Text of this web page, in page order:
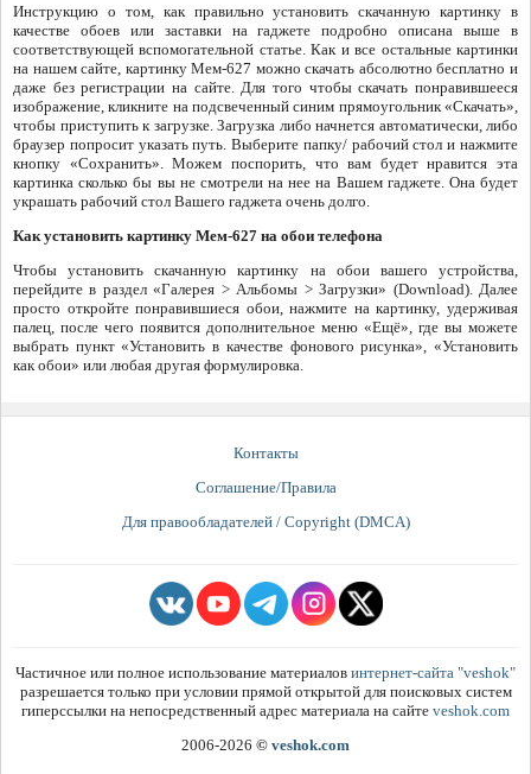
Инструкцию о том, как правильно установить скачанную картинку в
качестве обоев или заставки на гаджете подробно описана выше в
соответствующей вспомогательной статье. Как и все остальные картинки
на нашем сайте, картинку Мем-627 можно скачать абсолютно бесплатно и
даже без регистрации на сайте. Для того чтобы скачать понравившееся
изображение, кликните на подсвеченный синим прямоугольник «Скачать»,
чтобы приступить к загрузке. Загрузка либо начнется автоматически, либо
браузер попросит указать путь. Выберите папку/ рабочий стол и нажмите
кнопку «Сохранить». Можем поспорить, что вам будет нравится эта
картинка сколько бы вы не смотрели на нее на Вашем гаджете. Она будет
украшать рабочий стол Вашего гаджета очень долго.
Как установить картинку Мем-627 на обои телефона
Чтобы установить скачанную картинку на обои вашего устройства,
перейдите в раздел «Галерея > Альбомы > Загрузки» (Download). Далее
просто откройте понравившиеся обои, нажмите на картинку, удерживая
палец, после чего появится дополнительное меню «Ещё», где вы можете
выбрать пункт «Установить в качестве фонового рисунка», «Установить
как обои» или любая другая формулировка.
Контакты
Соглашение/Правила
Для правообладателей / Copyright (DMCA)
Частичное или полное использование материалов интернет-сайта "veshok"
разрешается только при условии прямой открытой для поисковых систем
гиперссылки на непосредственный адрес материала на сайте veshok.com
2006-2026 © veshok.com